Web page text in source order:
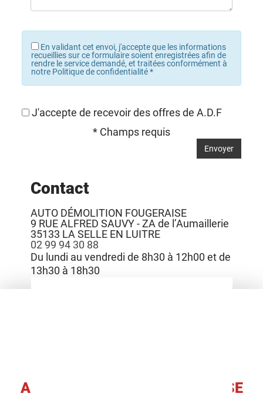
En validant cet envoi, j'accepte que les informations
recueillies sur ce formulaire soient enregistrées afin de
rendre le service demandé, et traitées conformément à
notre Politique de confidentialité *
J'accepte de recevoir des offres de A.D.F
* Champs requis
Contact
AUTO DÉMOLITION FOUGERAISE
9 RUE ALFRED SAUVY - ZA de l’Aumaillerie
35133 LA SELLE EN LUITRE
02 99 94 30 88
Du lundi au vendredi de 8h30 à 12h00 et de
13h30 à 18h30
AUTO DÉMOLITION FOUGERAISE